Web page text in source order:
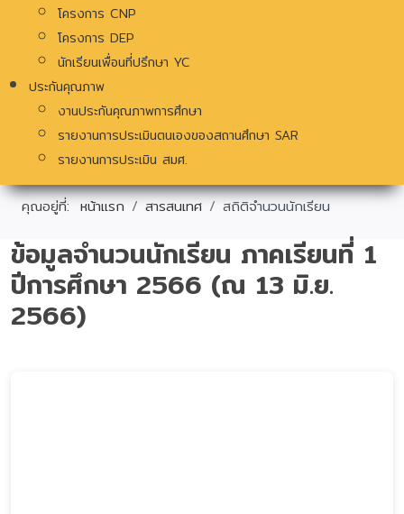
โครงการ CNP
โครงการ DEP
นักเรียนเพื่อนที่ปรึกษา YC
ประกันคุณภาพ
งานประกันคุณภาพการศึกษา
รายงานการประเมินตนเองของสถานศึกษา SAR
รายงานการประเมิน สมศ.
คุณอยู่ที่: หน้าแรก สารสนเทศ สถิติจำนวนนักเรียน
ข้อมูลจำนวนนักเรียน ภาคเรียนที่ 1
ปีการศึกษา 2566 (ณ 13 มิ.ย.
2566)